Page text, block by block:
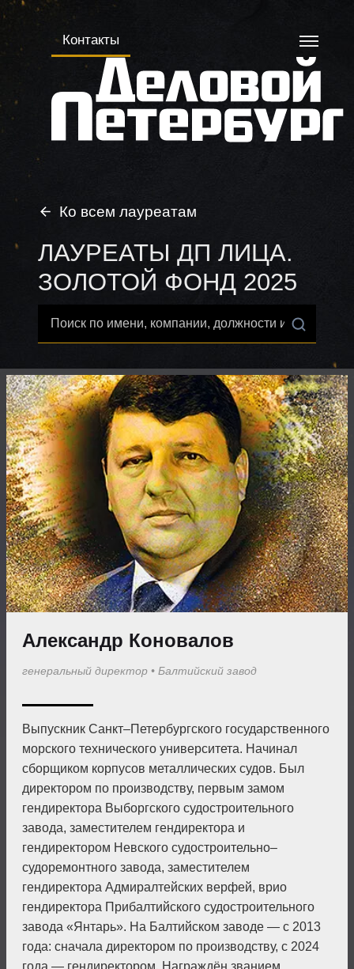
Контакты
Ко всем лауреатам
ЛАУРЕАТЫ ДП ЛИЦА.
ЗОЛОТОЙ ФОНД 2025
Александр Коновалов
генеральный директор • Балтийский завод
Выпускник Санкт–Петербургского государственного
морского технического университета. Начинал
сборщиком корпусов металлических судов. Был
директором по производству, первым замом
гендиректора Выборгского судостроительного
завода, заместителем гендиректора и
гендиректором Невского судостроительно–
судоремонтного завода, заместителем
гендиректора Адмиралтейских верфей, врио
гендиректора Прибалтийского судостроительного
завода «Янтарь». На Балтийском заводе — с 2013
года: сначала директором по производству, с 2024